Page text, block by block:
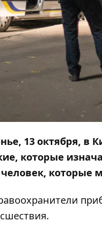
13 октября, в
которые
которые